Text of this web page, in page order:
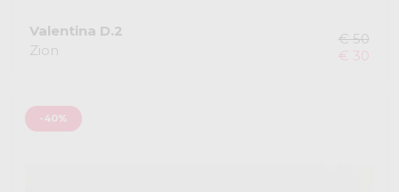
Valentina D.2
Zion
€ 50
€ 30
-40%